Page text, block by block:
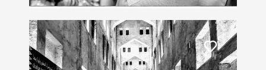
Liker